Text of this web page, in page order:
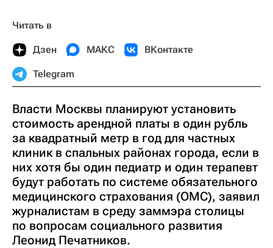
Читать в
Дзен МАКС ВКонтакте
Telegram
Власти Москвы планируют установить
стоимость арендной платы в один рубль
за квадратный метр в год для частных
клиник в спальных районах города, если в
них хотя бы один педиатр и один терапевт
будут работать по системе обязательного
медицинского страхования (ОМС), заявил
журналистам в среду заммэра столицы
по вопросам социального развития
Леонид Печатников.